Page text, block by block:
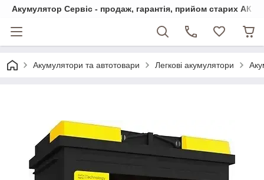
Акумулятор Сервіс - продаж, гарантія, прийом старих АКБ
Акумулятори та автотовари Легкові акумулятори